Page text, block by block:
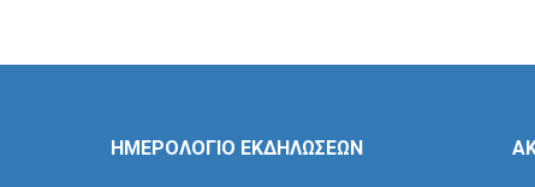
ΗΜΕΡΟΛΟΓΙΟ ΕΚΔΗΛΩΣΕΩΝ